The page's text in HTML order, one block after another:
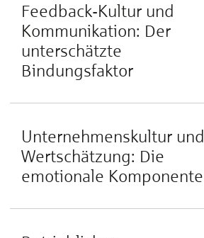
Feedback-Kultur und
Kommunikation: Der
unterschätzte
Bindungsfaktor
Unternehmenskultur und
Wertschätzung: Die
emotionale Komponente